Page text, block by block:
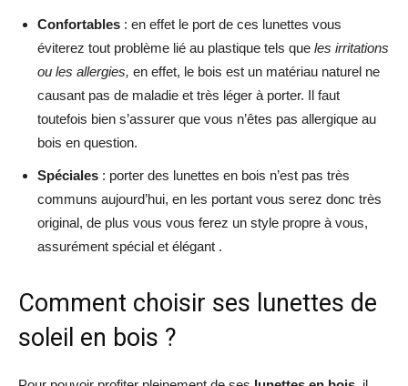
Confortables : en effet le port de ces lunettes vous
éviterez tout problème lié au plastique tels que les irritations
ou les allergies, en effet, le bois est un matériau naturel ne
causant pas de maladie et très léger à porter. Il faut
toutefois bien s’assurer que vous n’êtes pas allergique au
bois en question.
Spéciales : porter des lunettes en bois n’est pas très
communs aujourd’hui, en les portant vous serez donc très
original, de plus vous vous ferez un style propre à vous,
assurément spécial et élégant .
Comment choisir ses lunettes de
soleil en bois ?